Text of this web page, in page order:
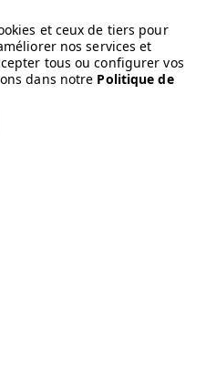
et ceux de tiers pour
nos services et
tous ou configurer vos
dans notre Politique de
the brand